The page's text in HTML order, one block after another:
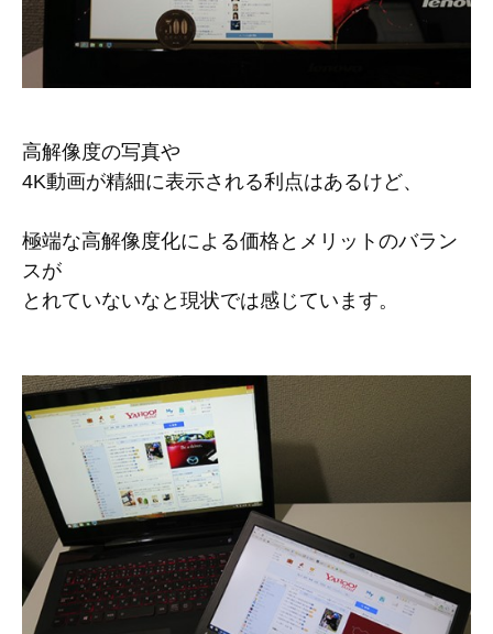
高解像度の写真や
4K動画が精細に表示される利点はあるけど、
極端な高解像度化による価格とメリットのバラン
スが
とれていないなと現状では感じています。